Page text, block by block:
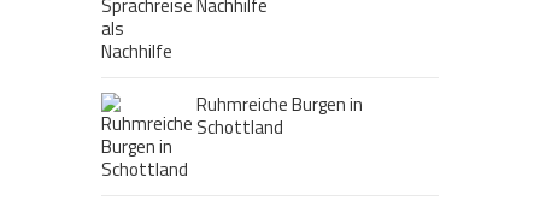
Ruhmreiche Burgen in
Schottland